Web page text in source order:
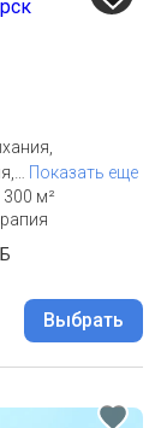
Показать еще
м²
Выбрать